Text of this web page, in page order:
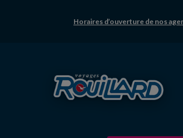
Horaires d’ouverture de nos